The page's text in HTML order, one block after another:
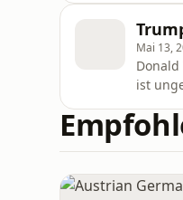
Mai 13,
ist
dieses
Bild